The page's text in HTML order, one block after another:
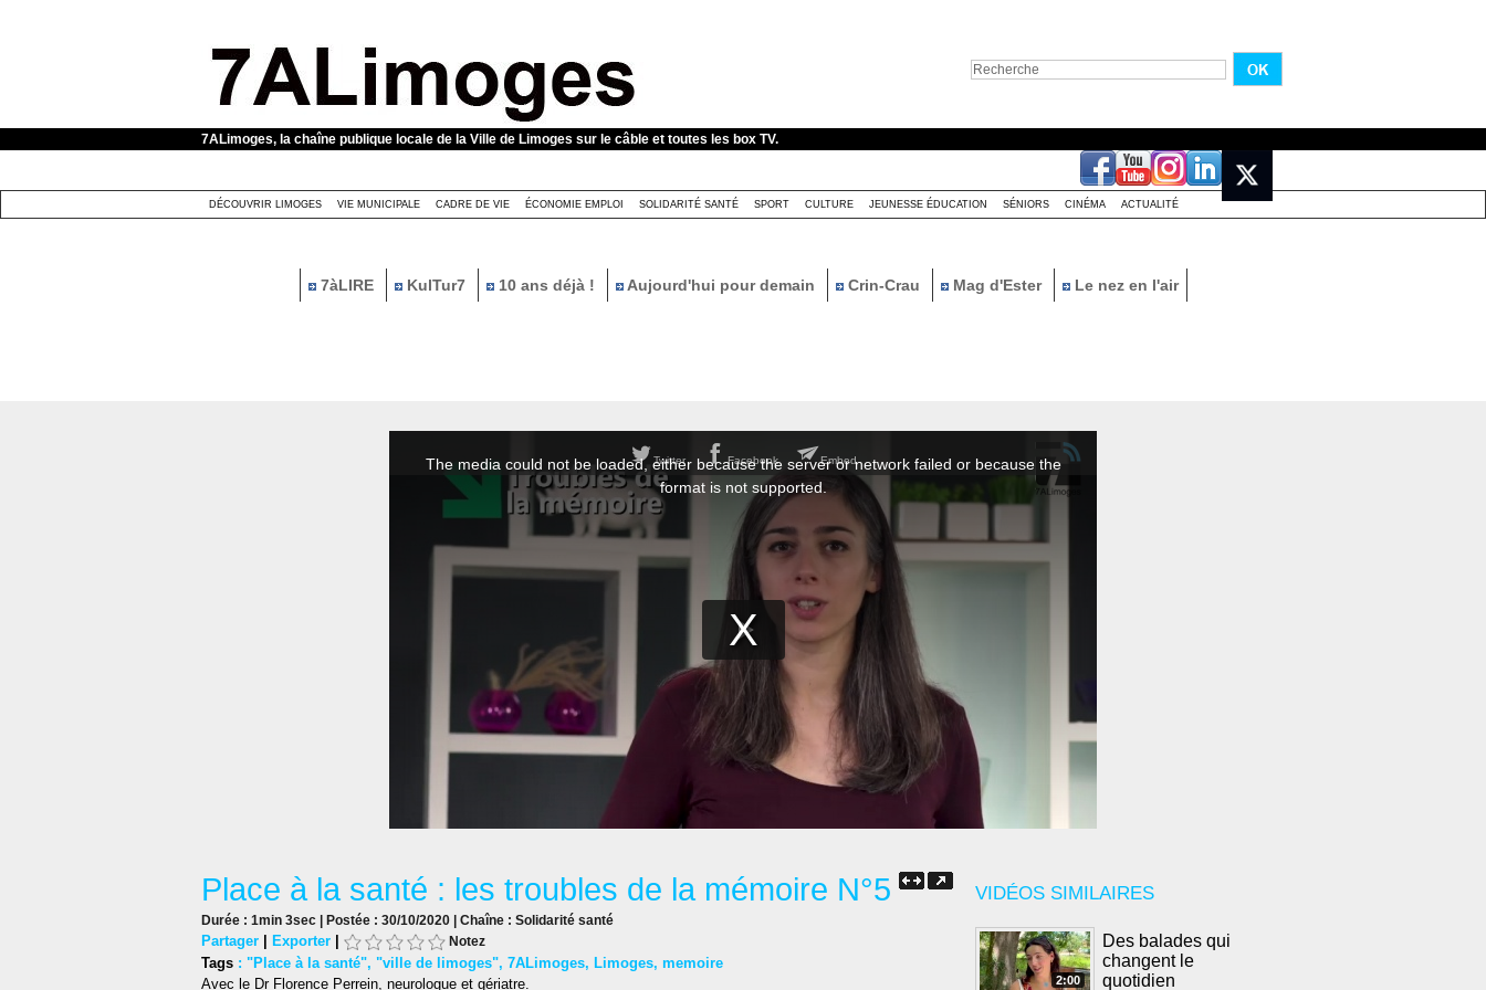
7ALimoges, la chaîne publique locale de la Ville de Limoges sur le câble et toutes les box TV.
DÉCOUVRIR LIMOGES VIE MUNICIPALE CADRE DE VIE ÉCONOMIE EMPLOI SOLIDARITÉ SANTÉ SPORT CULTURE JEUNESSE ÉDUCATION SÉNIORS CINÉMA ACTUALITÉ
7àLIRE KulTur7 10 ans déjà ! Aujourd'hui pour demain Crin-Crau Mag d'Ester Le nez en l'air
VIDÉOS SIMILAIRES
2:00
Des balades qui
changent le
quotidien
Place à la santé : les troubles de la mémoire N°5
Durée : 1min 3sec | Postée : 30/10/2020 | Chaîne : Solidarité santé
Partager | Exporter | Notez
Tags : "Place à la santé", "ville de limoges", 7ALimoges, Limoges, memoire
Avec le Dr Florence Perrein, neurologue et gériatre.